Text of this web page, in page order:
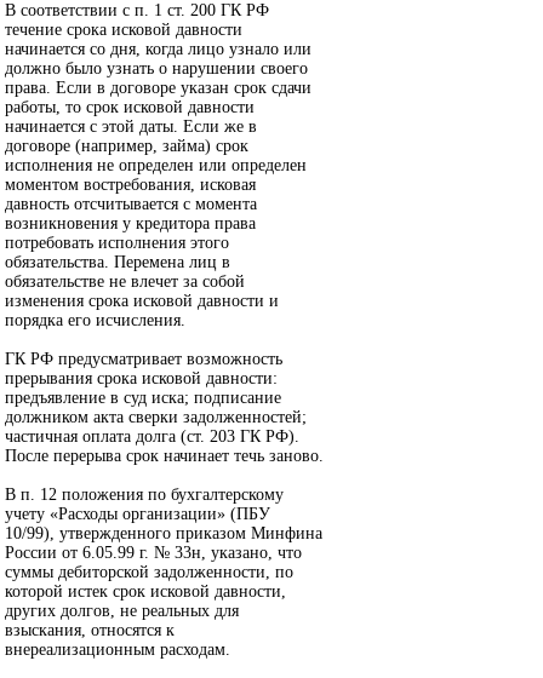
В соответствии с п. 1 ст. 200 ГК РФ
течение срока исковой давности
начинается со дня, когда лицо узнало или
должно было узнать о нарушении своего
права. Если в договоре указан срок сдачи
работы, то срок исковой давности
начинается с этой даты. Если же в
договоре (например, займа) срок
исполнения не определен или определен
моментом востребования, исковая
давность отсчитывается с момента
возникновения у кредитора права
потребовать исполнения этого
обязательства. Перемена лиц в
обязательстве не влечет за собой
изменения срока исковой давности и
порядка его исчисления.
ГК РФ предусматривает возможность
прерывания срока исковой давности:
предъявление в суд иска; подписание
должником акта сверки задолженностей;
частичная оплата долга (ст. 203 ГК РФ).
После перерыва срок начинает течь заново.
В п. 12 положения по бухгалтерскому
учету «Расходы организации» (ПБУ
10/99), утвержденного приказом Минфина
России от 6.05.99 г. № 33н, указано, что
суммы дебиторской задолженности, по
которой истек срок исковой давности,
других долгов, не реальных для
взыскания, относятся к
внереализационным расходам.